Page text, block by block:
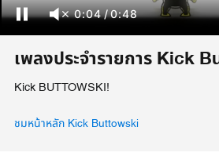
0:04/0:48
เพลงประจำรายการ Kick
Kick BUTTOWSKI!
ชมหน้าหลัก Kick Buttowski